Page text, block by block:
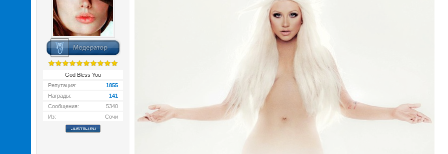
God Bless You
Репутация:
1855
Награды:
141
Сообщения:
5340
Из:
Сочи